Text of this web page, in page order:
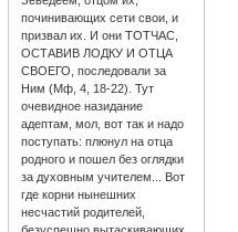
починивающих сети свои, и
призвал их. И они ТОТЧАС,
ОСТАВИВ ЛОДКУ И ОТЦА
СВОЕГО, последовали за
Ним (Мф, 4, 18-22). Тут
очевидное назидание
адептам, мол, вот так и надо
поступать: плюнул на отца
родного и пошел без оглядки
за духовным учителем... Вот
где корни нынешних
несчастий родителей,